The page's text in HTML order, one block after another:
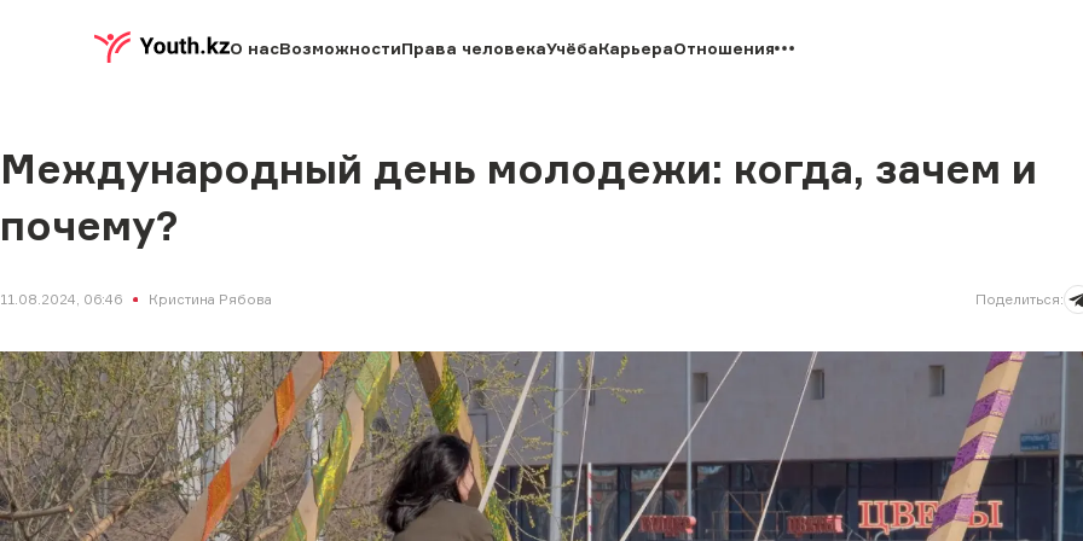
О насВозможностиПрава человекаУчёбаКарьераОтношения
Международный день молодежи: когда, зачем и
почему?
11.08.2024, 06:46 Кристина Рябова Поделиться: